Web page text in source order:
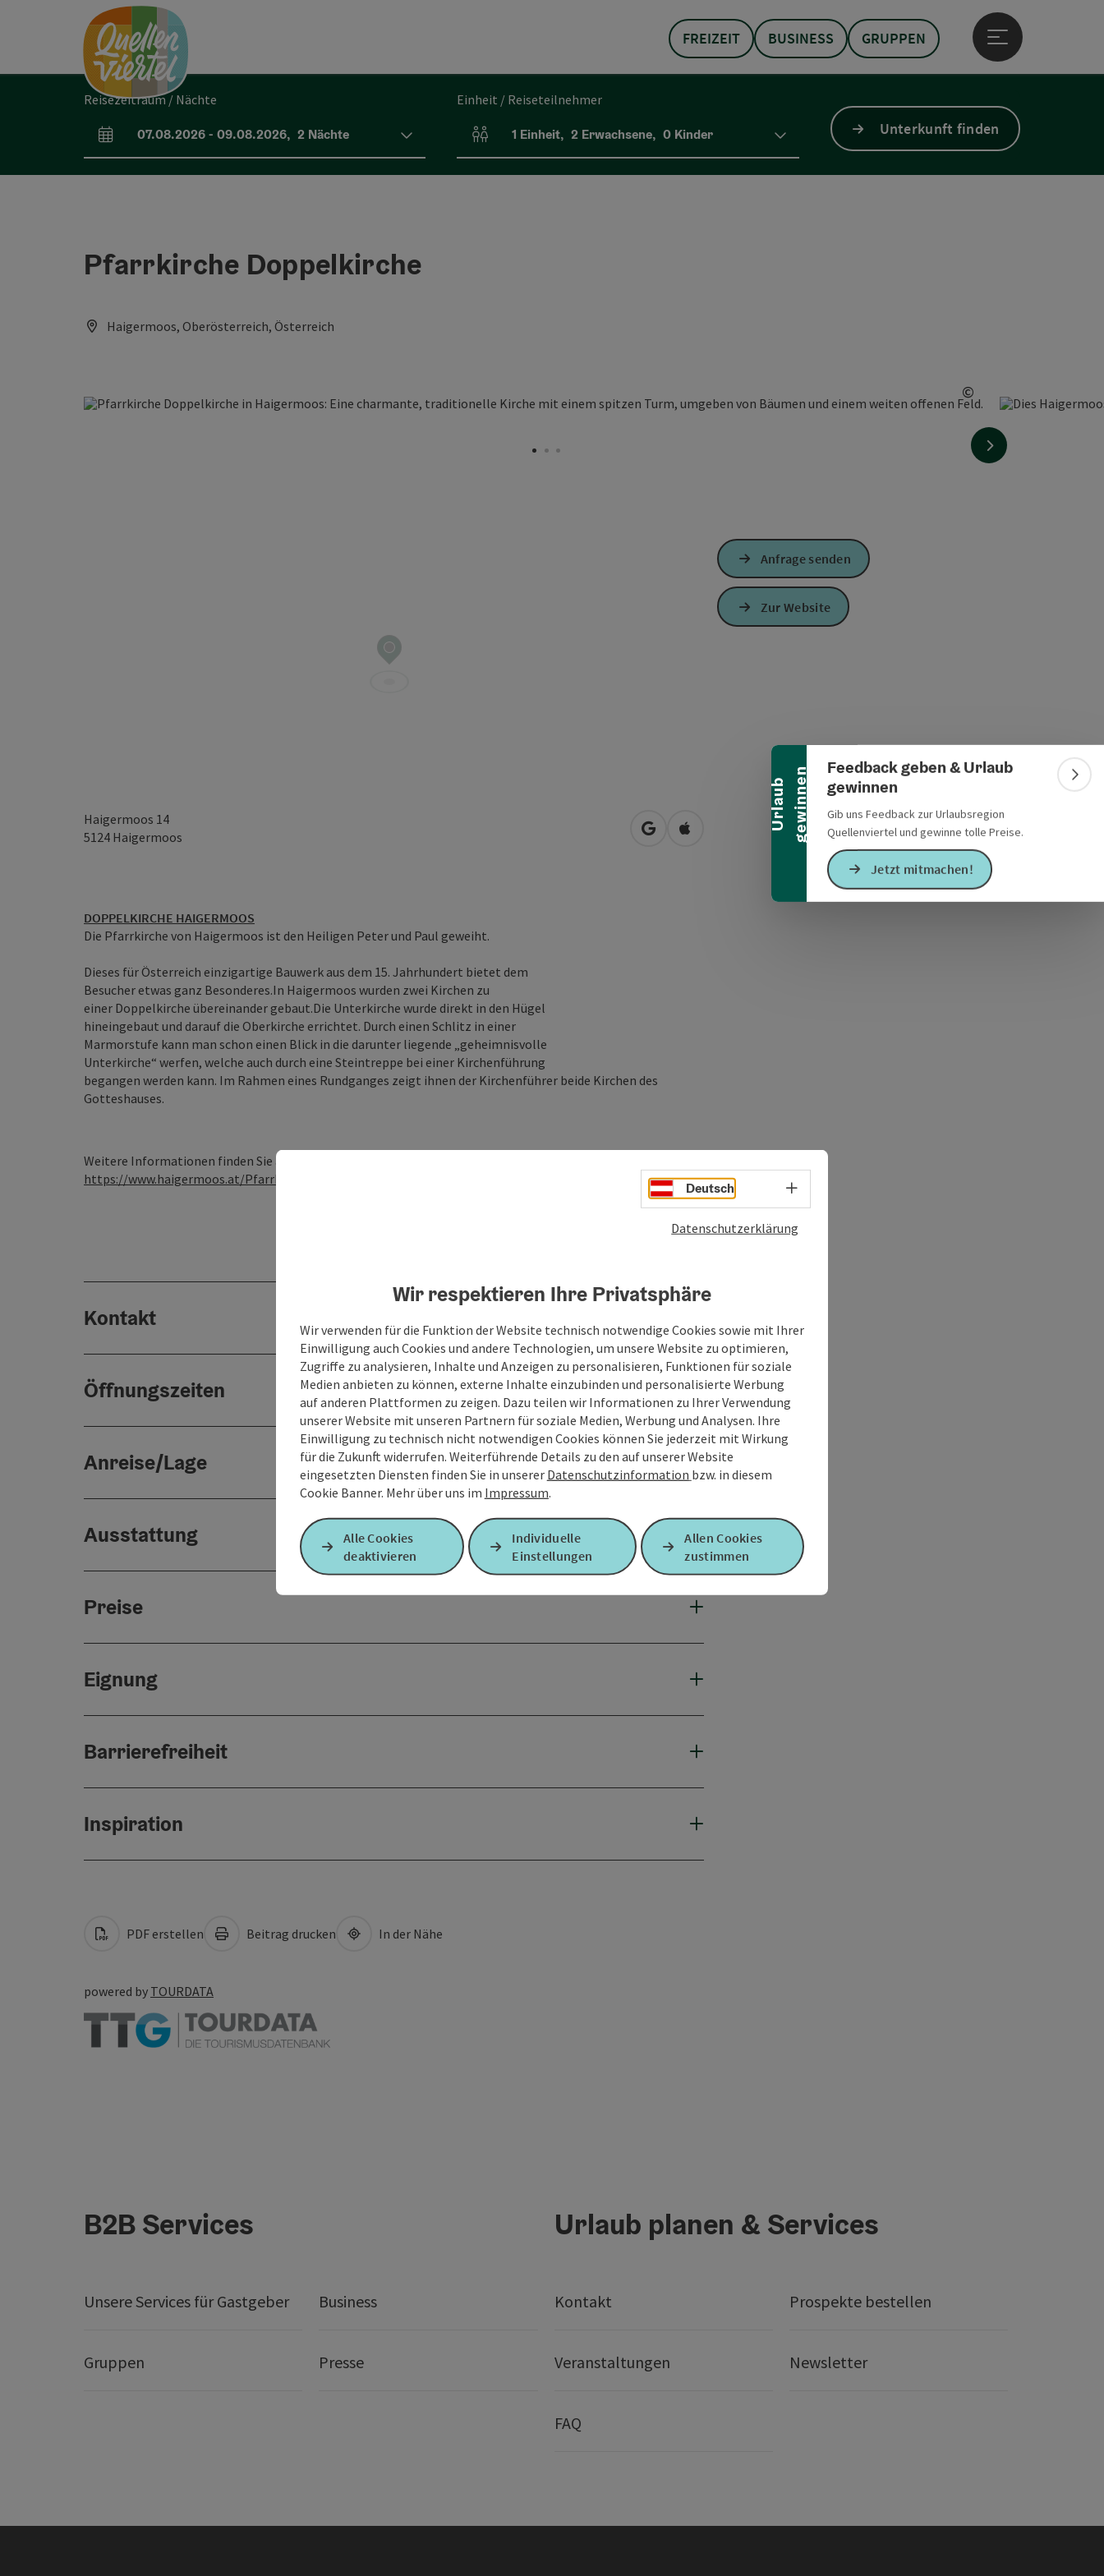
Zum InhaltAccesskey
[0]
Zur NavigationAccesskey
Zum Seitenanfang Accesskey
U
r
l
a
u
b
g
e
w
i
n
n
e n
Banner einklappen
Feedback geben & Urlaub
gewinnen
Gib uns Feedback zur Urlaubsregion
Quellenviertel und gewinne tolle Preise.
Jetzt mitmachen!
FREIZEIT BUSINESS GRUPPEN
Hauptmenü öffnen
Reisezeitraum / Nächte
An- und Abreisefelder
07.08.2026- 09.08.2026, 2 Nächte
Einheit / Reiseteilnehmer
Einheitenanzahl und Personenfelder
1 Einheit, 2 Erwachsene, 0 Kinder Unterkunft finden
Pfarrkirche Doppelkirche
Haigermoos, Oberösterreich, Österreich
©
Copyright öffnen
nächstes Element
Haigermoos 14
5124 Haigermoos in Google Maps öffnen
in Apple Maps öffnen
DOPPELKIRCHE HAIGERMOOS
Die Pfarrkirche von Haigermoos ist den Heiligen Peter und Paul geweiht.
Dieses für Österreich einzigartige Bauwerk aus dem 15. Jahrhundert bietet dem
Besucher etwas ganz Besonderes.In Haigermoos wurden zwei Kirchen zu
einer Doppelkirche übereinander gebaut.Die Unterkirche wurde direkt in den Hügel
hineingebaut und darauf die Oberkirche errichtet. Durch einen Schlitz in einer
Marmorstufe kann man schon einen Blick in die darunter liegende „geheimnisvolle
Unterkirche“ werfen, welche auch durch eine Steintreppe bei einer Kirchenführung
begangen werden kann. Im Rahmen eines Rundganges zeigt ihnen der Kirchenführer beide Kirchen des
Gotteshauses.
Weitere Informationen finden Sie auf der Homepage der Gemeinde Haigermoos unter
https://www.haigermoos.at/Pfarrkirche_Haigermoos
Kontakt
Öffnungszeiten
Anreise/Lage
Ausstattung
Preise
Eignung
Barrierefreiheit
Inspiration
Anfrage senden
Zur Website
PDF erstellen Beitrag drucken In der Nähe
powered by TOURDATA
B2B Services
Unsere Services für Gastgeber Business
Gruppen Presse
Urlaub planen & Services
Kontakt Prospekte bestellen
Veranstaltungen Newsletter
FAQ
Deutsch Sprachwahl - Menü öffnen
Datenschutzerklärung
Wir respektieren Ihre Privatsphäre
Wir verwenden für die Funktion der Website technisch notwendige Cookies sowie mit Ihrer
Einwilligung auch Cookies und andere Technologien, um unsere Website zu optimieren,
Zugriffe zu analysieren, Inhalte und Anzeigen zu personalisieren, Funktionen für soziale
Medien anbieten zu können, externe Inhalte einzubinden und personalisierte Werbung
auf anderen Plattformen zu zeigen. Dazu teilen wir Informationen zu Ihrer Verwendung
unserer Website mit unseren Partnern für soziale Medien, Werbung und Analysen. Ihre
Einwilligung zu technisch nicht notwendigen Cookies können Sie jederzeit mit Wirkung
für die Zukunft widerrufen. Weiterführende Details zu den auf unserer Website
eingesetzten Diensten finden Sie in unserer Datenschutzinformation bzw. in diesem
Cookie Banner. Mehr über uns im Impressum.
Alle Cookies
deaktivieren
Individuelle
Einstellungen
Allen Cookies
zustimmen